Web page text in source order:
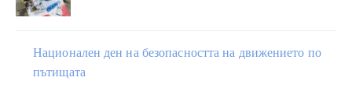
Национален ден на безопасността на движението по
пътищата